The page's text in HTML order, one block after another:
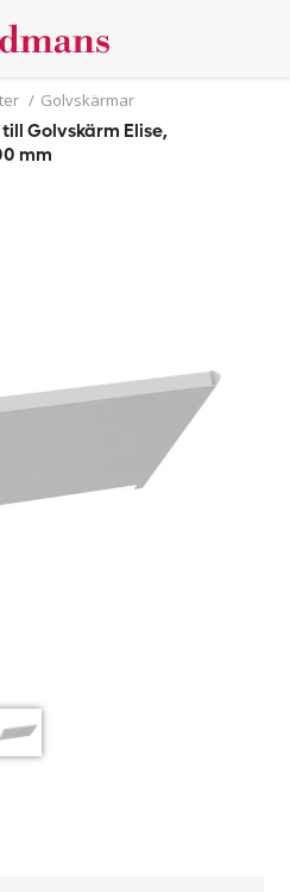
/ Golvskärmar
Golvskärm Elise,
mm